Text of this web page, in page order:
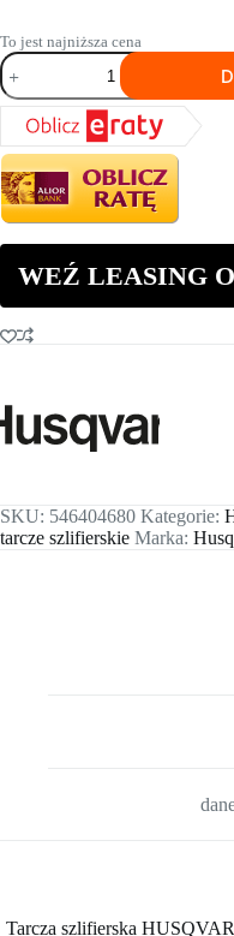
To jest najniższa cena
ilość
Tarcza
szlifierska
HUSQVARNA
ELITE-
GRIND™
TRANSITION
30GR
180mm
WEŹ LEASING
SKU: 546404680 Kategorie:
tarcze szlifierskie Marka:
Tarcza szlifierska